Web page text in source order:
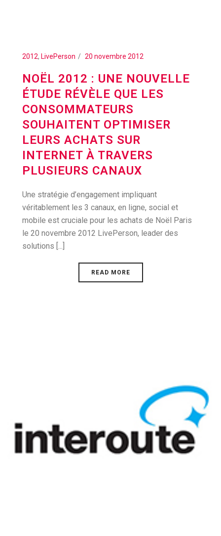
2012, LivePerson 20 novembre 2012
NOËL 2012 : UNE NOUVELLE
ÉTUDE RÉVÈLE QUE LES
CONSOMMATEURS
SOUHAITENT OPTIMISER
LEURS ACHATS SUR
INTERNET À TRAVERS
PLUSIEURS CANAUX
Une stratégie d’engagement impliquant
véritablement les 3 canaux, en ligne, social et
mobile est cruciale pour les achats de Noël Paris
le 20 novembre 2012 LivePerson, leader des
solutions [...]
READ MORE